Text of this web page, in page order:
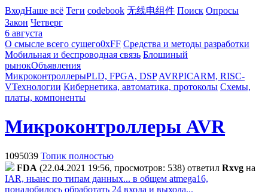
ВходНаше всё Теги codebook 无线电组件 Поиск Опросы
Закон Четверг
6 августа
О смысле всего сущего0xFF Средства и методы разработки
Мобильная и беспроводная связь Блошиный
рынокОбъявления
МикроконтроллерыPLD, FPGA, DSP AVRPICARM, RISC-
VТехнологии Кибернетика, автоматика, протоколы Схемы,
платы, компоненты
Микроконтроллеры AVR
1095039 Топик полностью
FDA (22.04.2021 19:56, просмотров: 538) ответил Rxvg на
IAR, ньанс по типам данных... в общем atmega16,
понадобилось обработать 24 входа и выхода...